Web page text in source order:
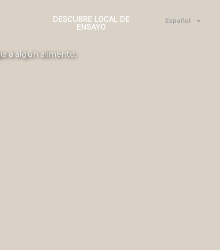
DESCUBRE LOCAL DE
ENSAYO
Español
a algún alimento.